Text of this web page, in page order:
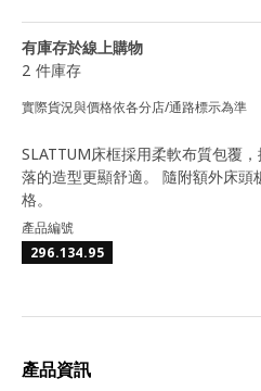
有庫存於線上購物
2 件庫存
實際貨況與價格依各分店/通路標示為準
SLATTUM床框採用柔軟布質包覆
落的造型更顯舒適。 隨附額外床
格。
產品編號
296.134.95
產品資訊